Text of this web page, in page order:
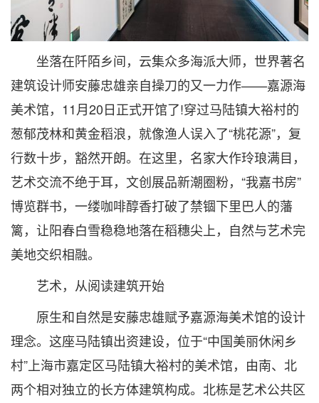
坐落在阡陌乡间，云集众多海派大师，世界著名
建筑设计师安藤忠雄亲自操刀的又一力作——嘉源海
美术馆，11月20日正式开馆了!穿过马陆镇大裕村的
葱郁茂林和黄金稻浪，就像渔人误入了“桃花源”，复
行数十步，豁然开朗。在这里，名家大作玲琅满目，
艺术交流不绝于耳，文创展品新潮圈粉，“我嘉书房”
博览群书，一缕咖啡醇香打破了禁锢下里巴人的藩
篱，让阳春白雪稳稳地落在稻穗尖上，自然与艺术完
美地交织相融。
艺术，从阅读建筑开始
原生和自然是安藤忠雄赋予嘉源海美术馆的设计
理念。这座马陆镇出资建设，位于“中国美丽休闲乡
村”上海市嘉定区马陆镇大裕村的美术馆，由南、北
两个相对独立的长方体建筑构成。北栋是艺术公共区